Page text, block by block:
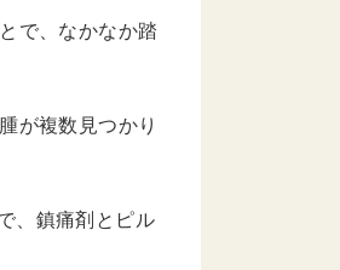
で、なかなか踏
が複数見つかり
、鎮痛剤とピル